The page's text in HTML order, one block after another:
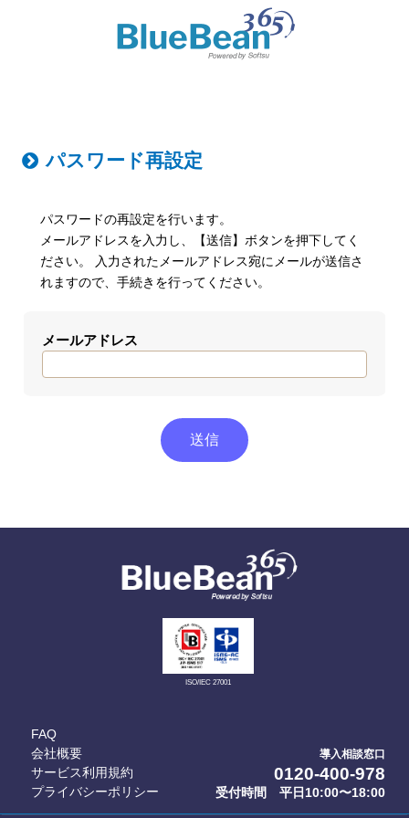
パスワード再設定
パスワードの再設定を行います。
メールアドレスを入力し、【送信】ボタンを押下してく
ださい。 入力されたメールアドレス宛にメールが送信さ
れますので、手続きを行ってください。
メールアドレス
送信
ISO/IEC 27001
導入相談窓口
0120-400-978
受付時間 平日10:00〜18:00
FAQ
会社概要
サービス利用規約
プライバシーポリシー